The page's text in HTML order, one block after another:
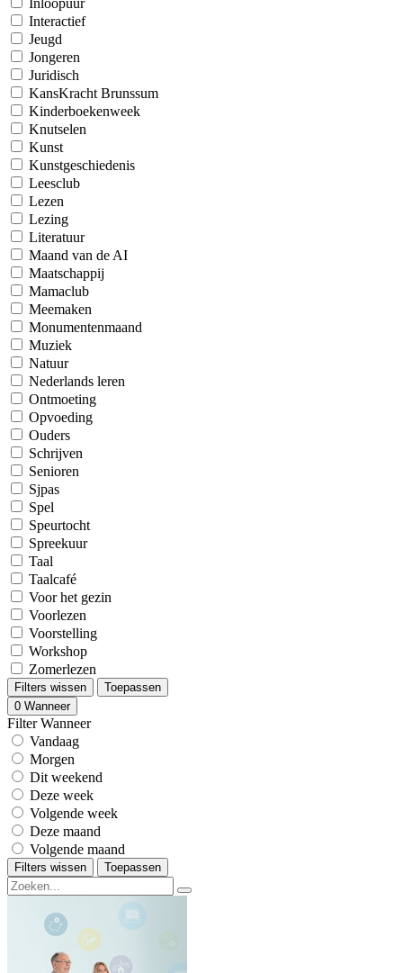
Inloopuur
Interactief
Jeugd
Jongeren
Juridisch
KansKracht Brunssum
Kinderboekenweek
Knutselen
Kunst
Kunstgeschiedenis
Leesclub
Lezen
Lezing
Literatuur
Maand van de AI
Maatschappij
Mamaclub
Meemaken
Monumentenmaand
Muziek
Natuur
Nederlands leren
Ontmoeting
Opvoeding
Ouders
Schrijven
Senioren
Sjpas
Spel
Speurtocht
Spreekuur
Taal
Taalcafé
Voor het gezin
Voorlezen
Voorstelling
Workshop
Zomerlezen
Filters wissen
Toepassen
0 Wanneer
Filter Wanneer
Vandaag
Morgen
Dit weekend
Deze week
Volgende week
Deze maand
Volgende maand
Filters wissen Toepassen